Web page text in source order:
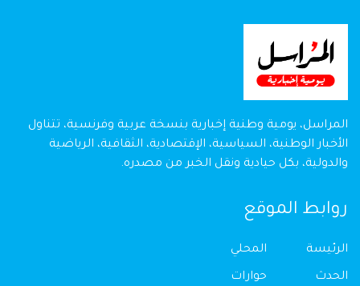
المراسل، يومية وطنية إخبارية بنسخة عربية وفرنسية، تتناول
الأخبار الوطنية، السياسية، الإقتصادية، الثقافية، الرياضية
والدولية، بكل حيادية ونقل الخبر من مصدره.
روابط الموقع
الرئيسة
الحدث
المحلي
حوارات